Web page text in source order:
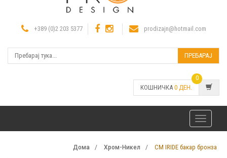
+389 (0)2 203 5377 prodizajn@hotmail.com
ПРЕБАРАЈ
КОШНИЧКА 0 ДЕН.
0
Toggle
navigation
Дома Хром-Никел CM IRIDE бакар бронза